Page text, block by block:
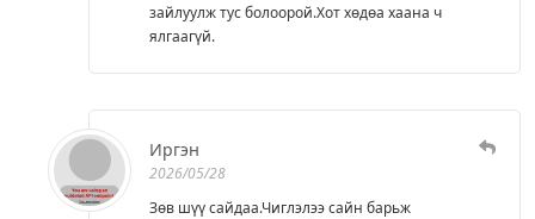
зайлуулж тус болоорой.Хот хөдөа хаана ч
ялгаагүй.
Иргэн
2026/05/28
Зөв шүү сайдаа.Чиглэлээ сайн барьж